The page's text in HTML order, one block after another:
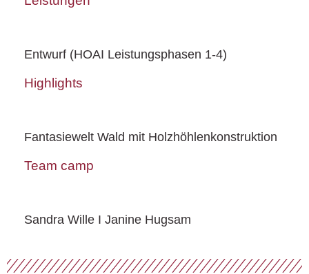
Entwurf (HOAI Leistungsphasen 1-4)
Highlights
Fantasiewelt Wald mit Holzhöhlenkonstruktion
Team camp
Sandra Wille I Janine Hugsam